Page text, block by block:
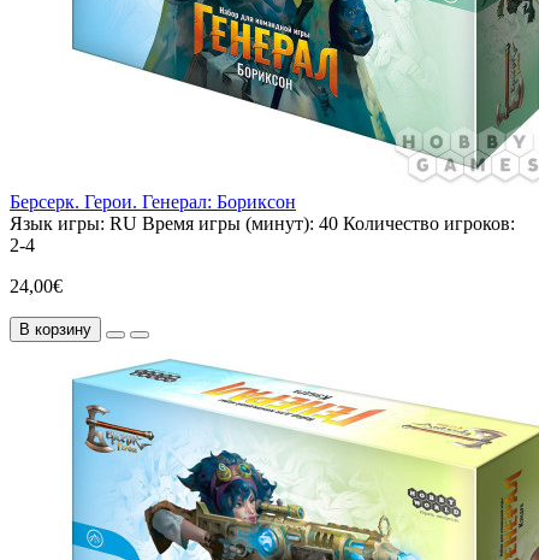
Берсерк. Герои. Генерал: Бориксон
Язык игры: RU Время игры (минут): 40 Количество игроков:
2-4
24,00€
В корзину